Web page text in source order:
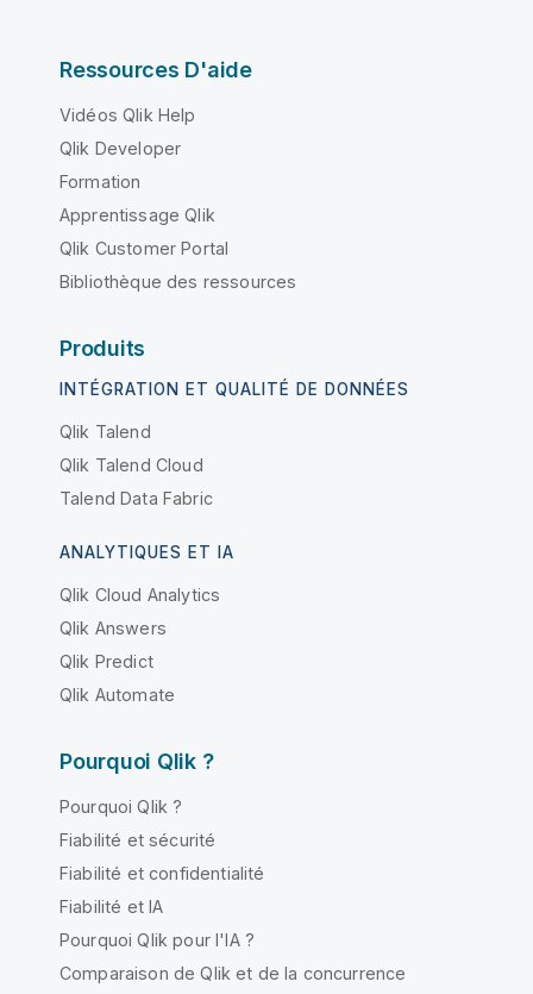
Ressources D'aide
Vidéos Qlik Help
Qlik Developer
Formation
Apprentissage Qlik
Qlik Customer Portal
Bibliothèque des ressources
Produits
INTÉGRATION ET QUALITÉ DE DONNÉES
Qlik Talend
Qlik Talend Cloud
Talend Data Fabric
ANALYTIQUES ET IA
Qlik Cloud Analytics
Qlik Answers
Qlik Predict
Qlik Automate
Pourquoi Qlik ?
Pourquoi Qlik ?
Fiabilité et sécurité
Fiabilité et confidentialité
Fiabilité et IA
Pourquoi Qlik pour l'IA ?
Comparaison de Qlik et de la concurrence